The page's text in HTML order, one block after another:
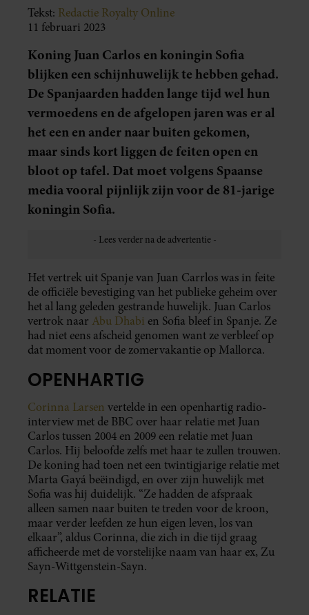
Tekst: Redactie Royalty Online
11 februari 2023
Koning Juan Carlos en koningin Sofia
blijken een schijnhuwelijk te hebben gehad.
De Spanjaarden hadden lange tijd wel hun
vermoedens en de afgelopen jaren was er al
het een en ander naar buiten gekomen,
maar sinds kort liggen de feiten open en
bloot op tafel. Dat moet volgens Spaanse
media vooral pijnlijk zijn voor de 81-jarige
koningin Sofia.
Het vertrek uit Spanje van Juan Carrlos was in feite
de officiële bevestiging van het publieke geheim over
het al lang geleden gestrande huwelijk. Juan Carlos
vertrok naar Abu Dhabi en Sofia bleef in Spanje. Ze
had niet eens afscheid genomen want ze verbleef op
dat moment voor de zomervakantie op Mallorca.
OPENHARTIG
Corinna Larsen vertelde in een openhartig radio-
interview met de BBC over haar relatie met Juan
Carlos tussen 2004 en 2009 een relatie met Juan
Carlos. Hij beloofde zelfs met haar te zullen trouwen.
De koning had toen net een twintigjarige relatie met
Marta Gayá beëindigd, en over zijn huwelijk met
Sofia was hij duidelijk. “Ze hadden de afspraak
alleen samen naar buiten te treden voor de kroon,
maar verder leefden ze hun eigen leven, los van
elkaar”, aldus Corinna, die zich in die tijd graag
afficheerde met de vorstelijke naam van haar ex, Zu
Sayn-Wittgenstein-Sayn.
RELATIE